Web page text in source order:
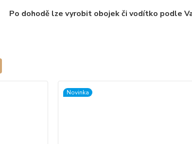
Po dohodě lze vyrobit obojek či vodítko podle
Novinka